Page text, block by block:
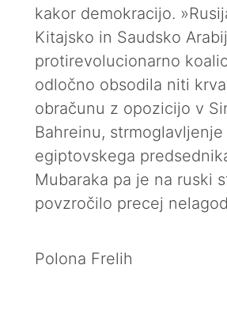
kakor demokracijo.
Kitajsko in Saudsko
protirevolucionarno
odločno obsodila niti
obračunu z opozicijo v
Bahreinu, strmoglavljenje
egiptovskega
Mubaraka pa je na ruski
povzročilo precej
Polona Frelih